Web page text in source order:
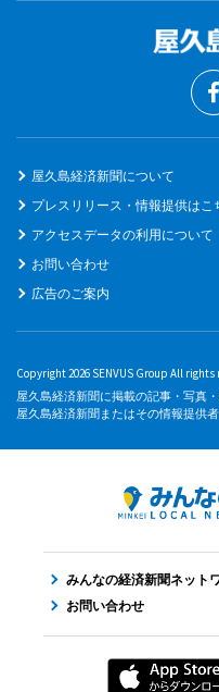
屋久島経済新聞について
プレスリリース・情報提供はこ
アクセスデータの利用について
お問い合わせ
広告のご案内
Copyright 2026 SENVUS Group All rights
屋久島経済新聞に掲載の記事・写真
屋久島経済新聞またはその情報提供者
みんなの経済新聞ネット
お問い合わせ